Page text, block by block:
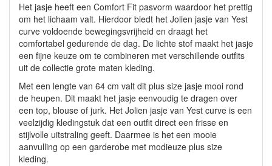
Het jasje heeft een Comfort Fit pasvorm waardoor het prettig
om het lichaam valt. Hierdoor biedt het Jolien jasje van Yest
curve voldoende bewegingsvrijheid en draagt het
comfortabel gedurende de dag. De lichte stof maakt het jasje
een fijne keuze om te combineren met verschillende outfits
uit de collectie grote maten kleding.
Met een lengte van 64 cm valt dit plus size jasje mooi rond
de heupen. Dit maakt het jasje eenvoudig te dragen over
een top, blouse of jurk. Het Jolien jasje van Yest curve is een
veelzijdig kledingstuk dat een outfit direct een frisse en
stijlvolle uitstraling geeft. Daarmee is het een mooie
aanvulling op een garderobe met modieuze plus size
kleding.